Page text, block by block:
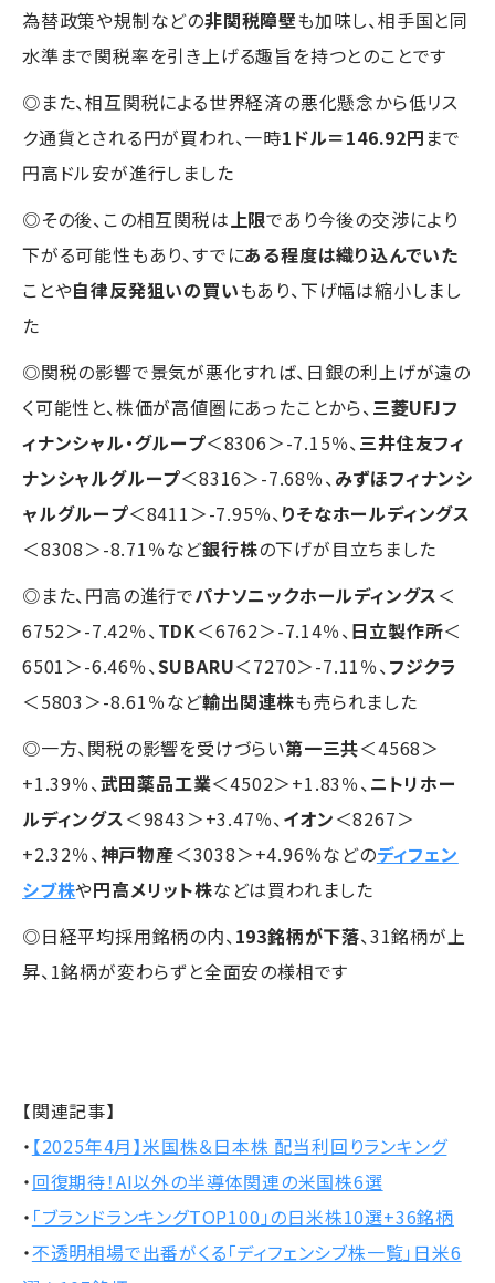
為替政策や規制などの非関税障壁も加味し、相手国と同
水準まで関税率を引き上げる趣旨を持つとのことです
◎また、相互関税による世界経済の悪化懸念から低リス
ク通貨とされる円が買われ、一時1ドル＝146.92円 まで
円高ドル安が進行しました
◎その後、この相互関税は上限であり今後の交渉により
下がる可能性もあり、すでにある程度は織り込んでいた
ことや自律反発狙いの買いもあり、下げ幅は縮小しまし
た
◎関税の影響で景気が悪化すれば、日銀の利上げが遠の
く可能性と、株価が高値圏にあったことから、三菱UFJフ
ィナンシャル・グループ＜8306＞-7.15％、三井住友フィ
ナンシャルグループ＜8316＞-7.68％、みずほフィナンシ
ャルグループ＜8411＞-7.95％、りそなホールディングス
＜8308＞-8.71％など銀行株の下げが目立ちました
◎また、円高の進行でパナソニックホールディングス＜
6752＞-7.42％、TDK＜6762＞-7.14％、日立製作所＜
6501＞-6.46％、SUBARU＜7270＞-7.11％、フジクラ
＜5803＞-8.61％など輸出関連株も売られました
◎一方、関税の影響を受けづらい第一三共＜4568＞
+1.39％、武田薬品工業＜4502＞+1.83％、ニトリホー
ルディングス＜9843＞+3.47％、イオン＜8267＞
+2.32％、神戸物産＜3038＞+4.96％などのディフェン
シブ株や円高メリット株などは買われました
◎日経平均採用銘柄の内、193銘柄が下落、31銘柄が上
昇、1銘柄が変わらずと全面安の様相です
【関連記事】
・ 【2025年4月】米国株＆日本株 配当利回りランキング
・回復期待！AI以外の半導体関連の米国株6選
・ 「ブランドランキングTOP100」の日米株10選+36銘柄
・不透明相場で出番がくる「ディフェンシブ株一覧」日米6